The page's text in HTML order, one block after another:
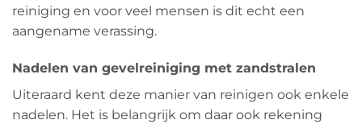
reiniging en voor veel mensen is dit echt een
aangename verassing.
Nadelen van gevelreiniging met zandstralen
Uiteraard kent deze manier van reinigen ook enkele
nadelen. Het is belangrijk om daar ook rekening